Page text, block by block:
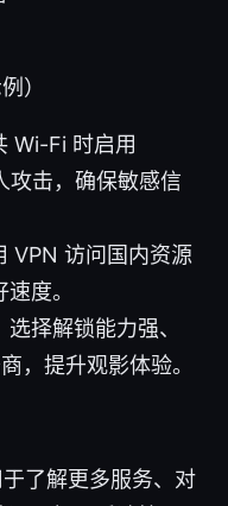
）
Wi-Fi 时启用
攻击，确保敏感信
VPN 访问国内资源
度。
择解锁能力强、
，提升观影体验。
了解更多服务、对